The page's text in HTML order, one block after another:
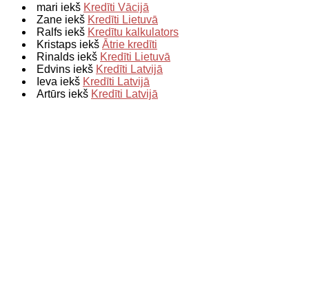
mari iekš Kredīti Vācijā
Zane iekš Kredīti Lietuvā
Ralfs iekš Kredītu kalkulators
Kristaps iekš Ātrie kredīti
Rinalds iekš Kredīti Lietuvā
Edvins iekš Kredīti Latvijā
Ieva iekš Kredīti Latvijā
Artūrs iekš Kredīti Latvijā